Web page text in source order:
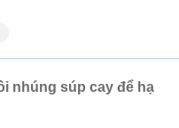
nhúng súp cay để hạ